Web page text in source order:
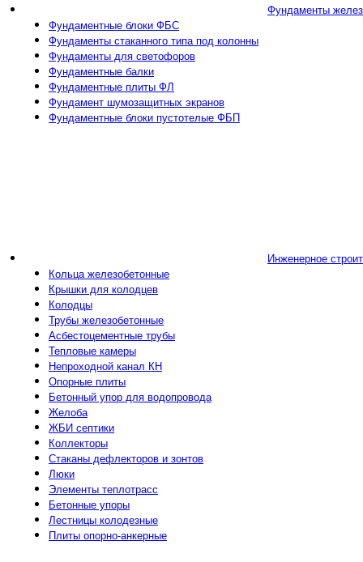
Фундаменты
Фундаментные блоки ФБС
Фундаменты стаканного типа под колонны
Фундаменты для светофоров
Фундаментные балки
Фундаментные плиты ФЛ
Фундамент шумозащитных экранов
Фундаментные блоки пустотелые ФБП
Инженерное
Кольца железобетонные
Крышки для колодцев
Колодцы
Трубы железобетонные
Асбестоцементные трубы
Тепловые камеры
Непроходной канал КН
Опорные плиты
Бетонный упор для водопровода
Желоба
ЖБИ септики
Коллекторы
Стаканы дефлекторов и зонтов
Люки
Элементы теплотрасс
Бетонные упоры
Лестницы колодезные
Плиты опорно-анкерные